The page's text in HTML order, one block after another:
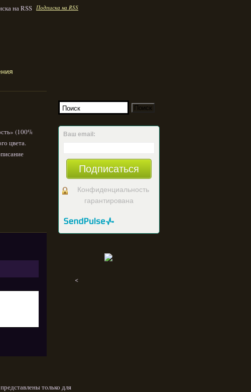
Подписка на RSS
(100%
цвета.
Ваш email:
Подписаться
Конфиденциальность
гарантирована
<
только для